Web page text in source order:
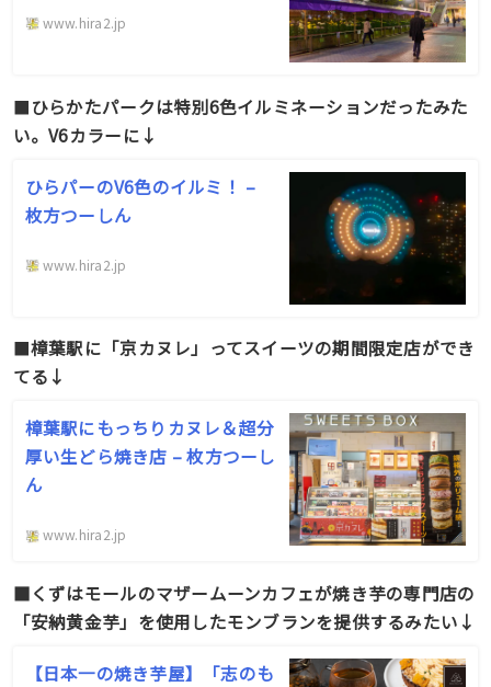
www.hira2.jp
■ひらかたパークは特別6色イルミネーションだったみた
い。V6カラーに↓
ひらパーのV6色のイルミ！ –
枚方つーしん
www.hira2.jp
■樟葉駅に「京カヌレ」ってスイーツの期間限定店ができ
てる↓
樟葉駅にもっちりカヌレ＆超分
厚い生どら焼き店 – 枚方つーし
ん
www.hira2.jp
■くずはモールのマザームーンカフェが焼き芋の専門店の
「安納黄金芋」を使用したモンブランを提供するみたい↓
【日本一の焼き芋屋】「志のも